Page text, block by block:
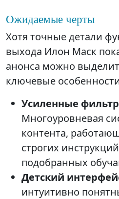
Ожидаемые черты
Хотя точные детали
выхода Илон Маск
анонса можно
ключевые
Усиленные
Многоуровневая
контента,
строгих
подобранных
Детский
интуитивно